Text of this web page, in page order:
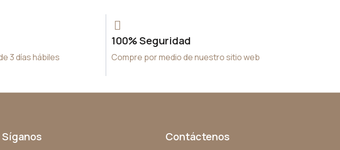
3 días hábiles
100% Seguridad
Compre por medio de nuestro sitio web
Síganos Contáctenos